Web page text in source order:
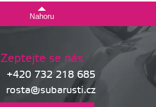
Nahoru
Zeptejte se nás
+420 732 218 685
rosta@subarusti.cz